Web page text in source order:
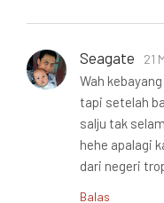
Seagate 21
Wah
tapi setelah
salju tak
hehe apalagi
dari negeri
Balas